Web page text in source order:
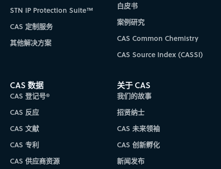
STN IP Protection Suite™
CAS 定制服务
其他解决方案
白皮书
案例研究
CAS Common Chemistry
CAS Source Index (CASSI)
CAS 数据
CAS 登记号®
CAS 反应
CAS 文献
CAS 专利
CAS 供应商资源
关于 CAS
我们的故事
招贤纳士
CAS 未来领袖
CAS 创新孵化
新闻发布